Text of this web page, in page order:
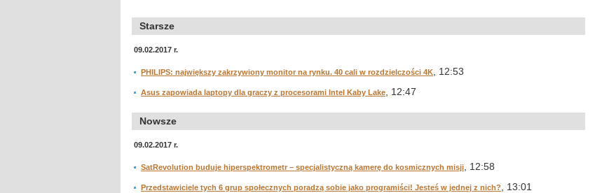
Starsze
09.02.2017 r.
PHILIPS: największy zakrzywiony monitor na rynku. 40 cali w rozdzielczości 4K , 12:53
Asus zapowiada laptopy dla graczy z procesorami Intel Kaby Lake , 12:47
Nowsze
09.02.2017 r.
SatRevolution buduje hiperspektrometr – specjalistyczną kamerę do kosmicznych misji , 12:58
Przedstawiciele tych 6 grup społecznych poradzą sobie jako programiści! Jesteś w jednej z nich? , 13:01